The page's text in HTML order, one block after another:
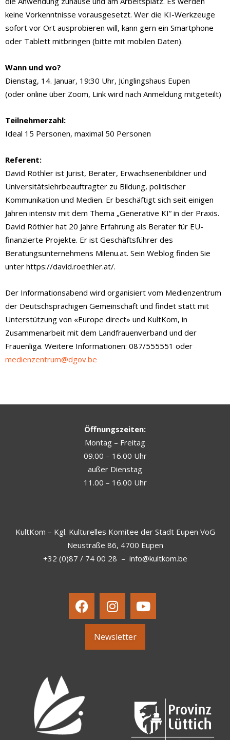
keine Vorkenntnisse vorausgesetzt. Wer die KI-Werkzeuge
sofort vor Ort ausprobieren will, kann gern ein Smartphone
oder Tablett mitbringen (bitte mit mobilen Daten).
Wann und wo?
Dienstag, 14. Januar, 19:30 Uhr, Jünglingshaus Eupen
(oder online über Zoom, Link wird nach Anmeldung mitgeteilt)
Teilnehmerzahl:
Ideal 15 Personen, maximal 50 Personen
Referent:
David Röthler ist Jurist, Berater, Erwachsenenbildner und
Universitätslehrbeauftragter zu Bildung, politischer
Kommunikation und Medien. Er beschäftigt sich seit einigen
Jahren intensiv mit dem Thema „Generative KI“ in der Praxis.
David Röthler hat 20 Jahre Erfahrung als Berater für EU-
finanzierte Projekte. Er ist Geschäftsführer des
Beratungsunternehmens Milenu.at. Sein Weblog finden Sie
unter https://david.roethler.at/.
Der Informationsabend wird organisiert vom Medienzentrum
der Deutschsprachigen Gemeinschaft und findet statt mit
Unterstützung von «Europe direct» und KultKom, in
Zusammenarbeit mit dem Landfrauenverband und der
Frauenliga. Weitere Informationen: 087/555551 oder
medienzentrum@dgov.be
Öffnungszeiten:
Montag – Freitag
09.00 – 16.00 Uhr
außer Dienstag
11.00 – 16.00 Uhr
KultKom – Kgl. Kulturelles Komitee der Stadt Eupen VoG
Neustraße 86, 4700 Eupen
+32 (0)87 / 74 00 28 – info@kultkom.be
Newsletter